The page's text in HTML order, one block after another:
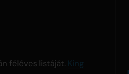
féléves listáját. King